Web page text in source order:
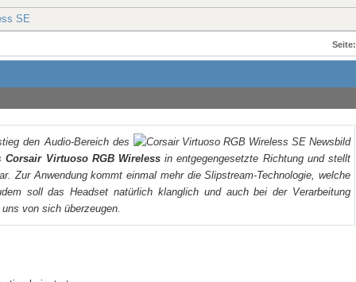
SE
Seite:
den Audio-Bereich des
Corsair Virtuoso RGB Wirelessin entgegengesetzte Richtung und stellt
Zur Anwendung kommt einmal mehr die Slipstream-Technologie, welche
soll das Headset natürlich klanglich und auch bei der Verarbeitung
uns von sich überzeugen.